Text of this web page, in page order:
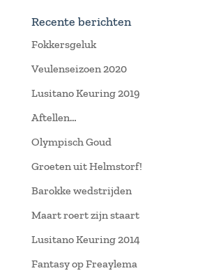
Recente berichten
Fokkersgeluk
Veulenseizoen 2020
Lusitano Keuring 2019
Aftellen…
Olympisch Goud
Groeten uit Helmstorf!
Barokke wedstrijden
Maart roert zijn staart
Lusitano Keuring 2014
Fantasy op Freaylema